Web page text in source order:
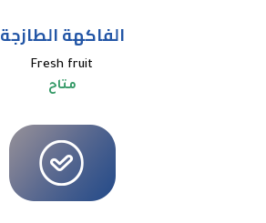
الفاكهة الطازجة
Fresh fruit
متاح